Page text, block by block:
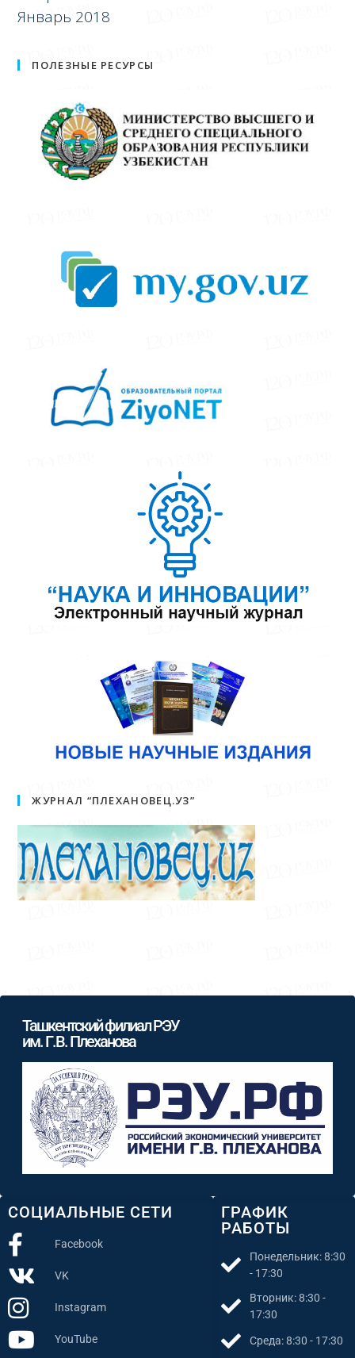
Январь 2018
ПОЛЕЗНЫЕ РЕСУРСЫ
ЖУРНАЛ “ПЛЕХАНОВЕЦ.УЗ”
ГРАФИК
РАБОТЫ
Понедельник: 8:30
- 17:30
Вторник: 8:30 -
17:30
Среда: 8:30 - 17:30
СОЦИАЛЬНЫЕ СЕТИ
Facebook
VK
Instagram
YouTube
Ташкентский филиал РЭУ
им. Г.В. Плеханова